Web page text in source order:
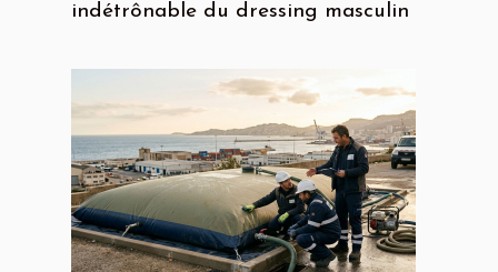
indétrônable du dressing masculin